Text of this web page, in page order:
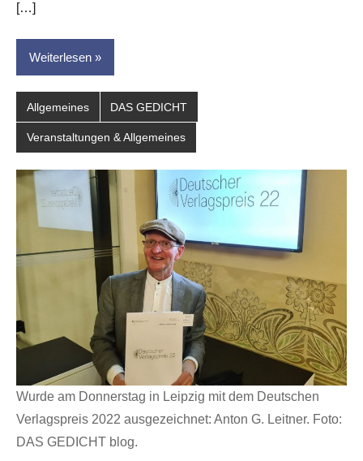
[…]
Weiterlesen
Allgemeines DAS GEDICHT
Veranstaltungen & Allgemeines
Wurde am Donnerstag in Leipzig mit dem Deutschen
Verlagspreis 2022 ausgezeichnet: Anton G. Leitner. Foto:
DAS GEDICHT blog.